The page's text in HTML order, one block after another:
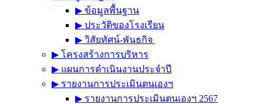
▶︎ ข้อมูลพื้นฐาน
▶︎ ประวัติของโรงเรียน
▶︎ วิสัยทัศน์-พันธกิจ
▶︎ โครงสร้างการบริหาร
▶︎ แผนการดำเนินงานประจำปี
▶︎ รายงานการประเมินตนเองฯ
▶︎ รายงานการประเมินตนเองฯ 2567